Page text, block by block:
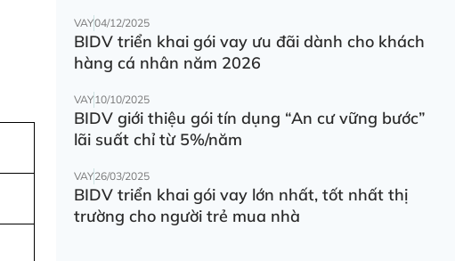
VAY04/12/2025
BIDV triển khai gói vay ưu đãi dành cho khách
hàng cá nhân năm 2026
VAY10/10/2025
BIDV giới thiệu gói tín dụng “An cư vững bước”
lãi suất chỉ từ 5%/năm
VAY26/03/2025
BIDV triển khai gói vay lớn nhất, tốt nhất thị
trường cho người trẻ mua nhà